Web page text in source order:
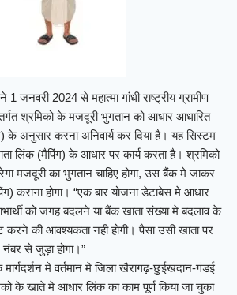
जनवरी 2024 से महात्मा गांधी राष्ट्रीय ग्रामीण
श्रमिको के मजदूरी भुगतान को आधार आधारित
के अनुसार करना अनिवार्य कर दिया है। यह सिस्टम
लिंक (मैपिंग) के आधार पर कार्य करता है। श्रमिको
मजदूरी का भुगतान चाहिए होगा, उस बैंक मे जाकर
कराना होगा। “एक बार योजना डेटाबेस मे आधार
को जगह बदलने या बैंक खाता संख्या मे बदलाव के
की आवश्यकता नही होगी। पैसा उसी खाता पर
नंबर से जुड़ा होगा।”
मे वर्तमान मे जिला खैरागढ़-छुईखदान-गंडई
के खाते मे आधार लिंक का काम पूर्ण किया जा चुका